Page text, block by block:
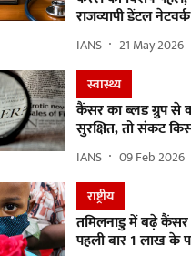
राजव्यापी डेंटल
IANS 21 May 2026
स्वास्थ्य
कैंसर का ब्लड ग्रुप
सुरक्षित, तो संकट
IANS 09 Feb 2026
राष्ट्रीय
तमिलनाडु में बढ़े
पहली बार 1 लाख के